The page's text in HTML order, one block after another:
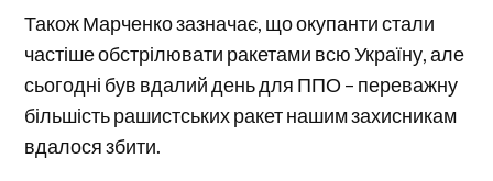
Також Марченко зазначає, що окупанти стали
частіше обстрілювати ракетами всю Україну, але
сьогодні був вдалий день для ППО – переважну
більшість рашистських ракет нашим захисникам
вдалося збити.